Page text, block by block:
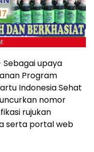
upaya
Program
Indonesia Sehat
nomor
rujukan
serta portal web